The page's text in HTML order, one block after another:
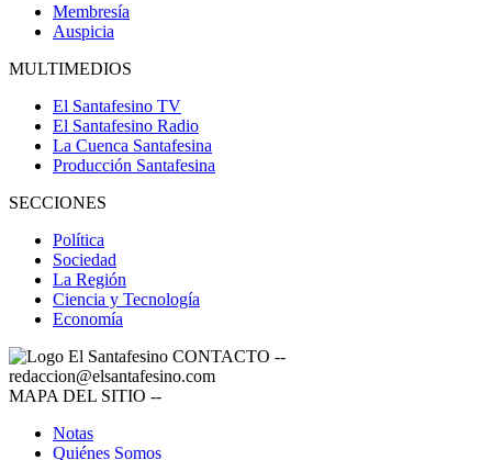
Membresía
Auspicia
MULTIMEDIOS
El Santafesino TV
El Santafesino Radio
La Cuenca Santafesina
Producción Santafesina
SECCIONES
Política
Sociedad
La Región
Ciencia y Tecnología
Economía
CONTACTO --
redaccion@elsantafesino.com
MAPA DEL SITIO --
Notas
Quiénes Somos